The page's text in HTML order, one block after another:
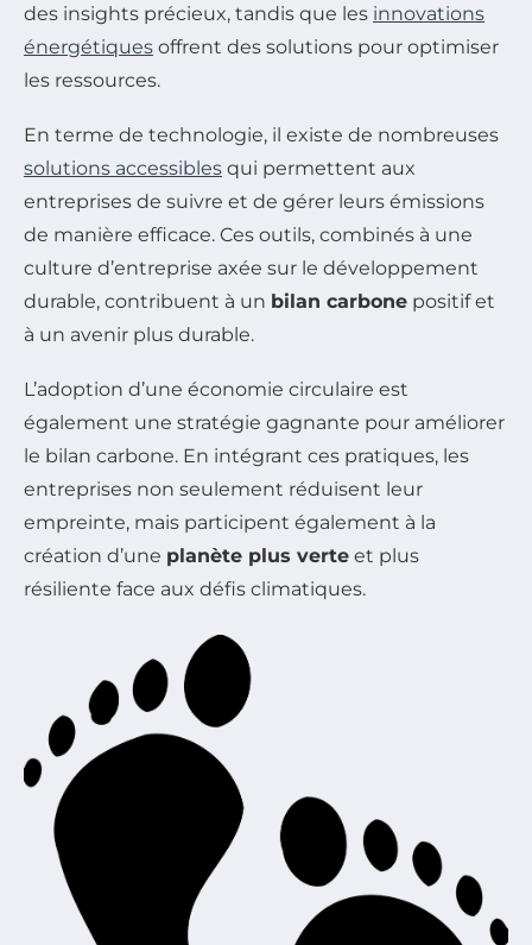
des insights précieux, tandis que les innovations
énergétiques offrent des solutions pour optimiser
les ressources.
En terme de technologie, il existe de nombreuses
solutions accessibles qui permettent aux
entreprises de suivre et de gérer leurs émissions
de manière efficace. Ces outils, combinés à une
culture d’entreprise axée sur le développement
durable, contribuent à un bilan carbone positif et
à un avenir plus durable.
L’adoption d’une économie circulaire est
également une stratégie gagnante pour améliorer
le bilan carbone. En intégrant ces pratiques, les
entreprises non seulement réduisent leur
empreinte, mais participent également à la
création d’une planète plus verte et plus
résiliente face aux défis climatiques.